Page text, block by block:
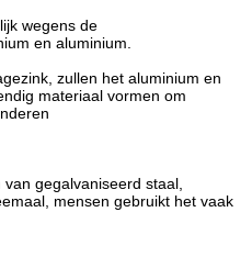
wegens de
en aluminium.
zullen het aluminium en
materiaal vormen om
gegalvaniseerd staal,
mensen gebruikt het vaak